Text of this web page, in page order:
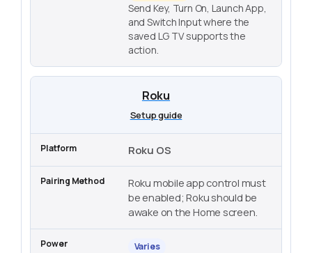
Send Key, Turn On, Launch App,
and Switch Input where the
saved LG TV supports the
action.
Roku
Setup guide
Roku OS
Roku mobile app control must
be enabled; Roku should be
awake on the Home screen.
Varies